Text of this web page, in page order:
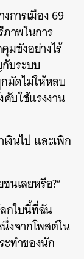
การเมือง 69
าพในการ
มขังอย่างไร้
บระบบ
กมัดไม่ให้หลบ
บใช้แรงงาน
งินไป และเพิก
เลยหรือ?”
กใบนี้ที่ฉัน
งจากโพสต์ใน
ทำของนัก